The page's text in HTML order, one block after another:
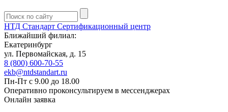
НТД Стандарт Сертификационный центр
Ближайший филиал:
Екатеринбург
ул. Первомайская, д. 15
8 (800) 600-70-55
ekb@ntdstandart.ru
Пн-Пт с 9.00 до 18.00
Оперативно проконсультируем в мессенджерах
Онлайн заявка